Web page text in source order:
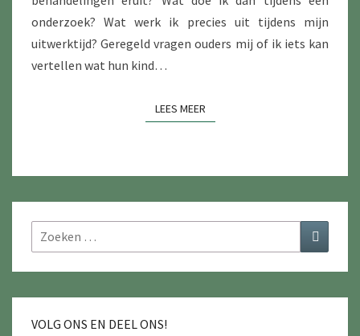
T
L
M
I
W
K
onderzoek? Wat werk ik precies uit tijdens mijn
uitwerktijd? Geregeld vragen ouders mij of ik iets kan
vertellen wat hun kind…
LEES MEER
Zoeken
naar:
VOLG ONS EN DEEL ONS!